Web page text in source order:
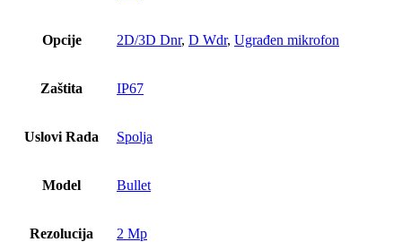
Opcije 2D/3D Dnr, D Wdr, Ugrađen mikrofon
Zaštita IP67
Uslovi Rada Spolja
Model Bullet
Rezolucija 2 Mp